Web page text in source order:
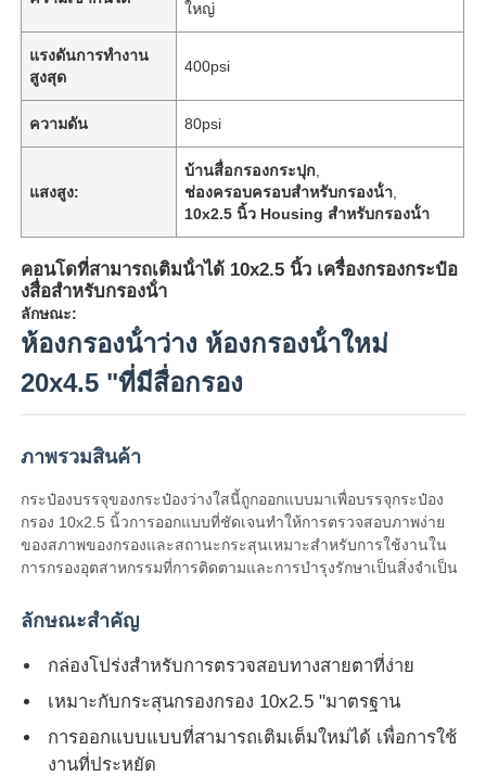
เกี่ยวกับเรา
ทัวร์โรงงาน
ควบคุมคุณภาพ
ติดต่อเรา
ข่าว
ตัวกรองน้ำ
ไส้กรองน้ำ
เครื่องฆ่าเชื้อโรคด้วยรังสียูวี
ใหญ่
แรงดันการทำงาน
สูงสุด
400psi
ความดัน 80psi
แสงสูง:
บ้านสื่อกรองกระปุก
ช่องครอบครอบสําหรับกรองน้ํา
10x2.5 นิ้ว Housing สําหรับกรองน้ํา
คอนโดที่สามารถเติมน้ําได้ 10x2.5 นิ้ว เครื่องกรองกระป๋อ
งสื่อสําหรับกรองน้ํา
ลักษณะ:
ห้องกรองน้ําว่าง ห้องกรองน้ําใหม่
20x4.5 "ที่มีสื่อกรอง
ภาพรวมสินค้า
กระป๋องบรรจุของกระป๋องว่างใสนี้ถูกออกแบบมาเพื่อบรรจุกระป๋อง
กรอง 10x2.5 นิ้วการออกแบบที่ชัดเจนทําให้การตรวจสอบภาพง่าย
ของสภาพของกรองและสถานะกระสุนเหมาะสําหรับการใช้งานใน
การกรองอุตสาหกรรมที่การติดตามและการบํารุงรักษาเป็นสิ่งจําเป็น
ลักษณะสําคัญ
กล่องโปร่งสําหรับการตรวจสอบทางสายตาที่ง่าย
เหมาะกับกระสุนกรองกรอง 10x2.5 "มาตรฐาน
การออกแบบแบบที่สามารถเติมเต็มใหม่ได้ เพื่อการใช้
งานที่ประหยัด